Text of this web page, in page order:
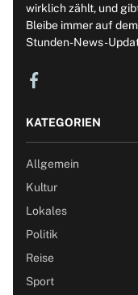
wirklich zählt, und
Bleibe immer auf
Stunden-News-
KATEGORIEN
Allgemein
Kultur
Lokales
Politik
Reise
Sport